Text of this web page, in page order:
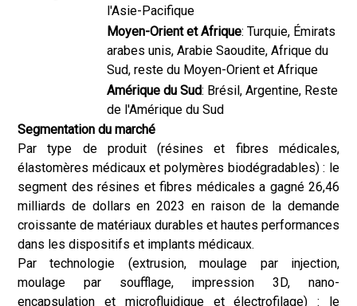
l'Asie-Pacifique
Moyen-Orient et Afrique: Turquie, Émirats
arabes unis, Arabie Saoudite, Afrique du
Sud, reste du Moyen-Orient et Afrique
Amérique du Sud: Brésil, Argentine, Reste
de l'Amérique du Sud
Segmentation du marché
Par type de produit (résines et fibres médicales,
élastomères médicaux et polymères biodégradables) : le
segment des résines et fibres médicales a gagné 26,46
milliards de dollars en 2023 en raison de la demande
croissante de matériaux durables et hautes performances
dans les dispositifs et implants médicaux.
Par technologie (extrusion, moulage par injection,
moulage par soufflage, impression 3D, nano-
encapsulation et microfluidique et électrofilage) : le